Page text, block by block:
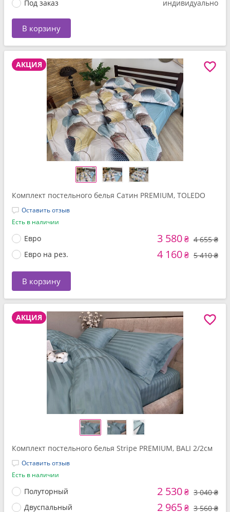
Под заказ индивидуально
В корзину
АКЦИЯ
Комплект постельного белья Cатин PREMIUM, TOLEDO
Оставить отзыв
Есть в наличии
Евро 3 580₴ 4 655 ₴
Евро на рез.
4 160₴ 5 410 ₴
В корзину
АКЦИЯ
Комплект постельного белья Stripe PREMIUM, BALI 2/2см
Оставить отзыв
Есть в наличии
Полуторный 2 530₴ 3 040 ₴
Двуспальный
2 965₴ 3 560 ₴